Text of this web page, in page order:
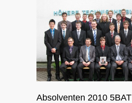
Absolventen 2010 5BAT